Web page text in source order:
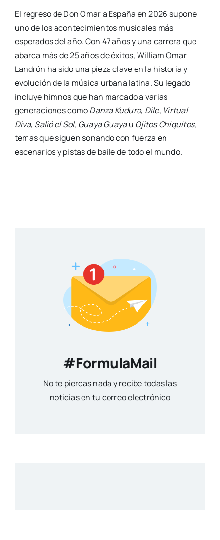
El regreso de Don Omar a España en 2026 supone
uno de los acontecimientos musicales más
esperados del año. Con 47 años y una carrera que
abarca más de 25 años de éxitos, William Omar
Landrón ha sido una pieza clave en la historia y
evolución de la música urbana latina. Su legado
incluye himnos que han marcado a varias
generaciones comoDanza Kuduro, Dile, Virtual
Diva, Salió el Sol, Guaya Guayau Ojitos Chiquitos,
temas que siguen sonando con fuerza en
escenarios y pistas de baile de todo el mundo.
#FormulaMail
No te pierdas nada y recibe todas las
noticias en tu correo electrónico